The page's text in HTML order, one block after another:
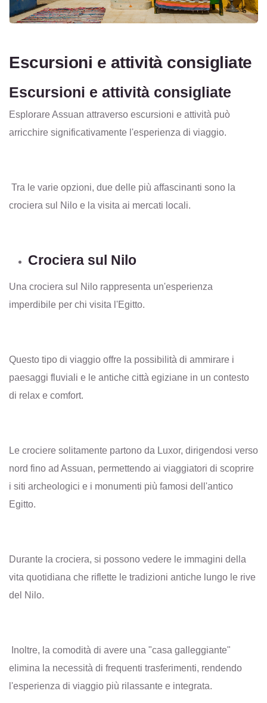
Escursioni e attività consigliate
Escursioni e attività consigliate
Esplorare Assuan attraverso escursioni e attività può
arricchire significativamente l'esperienza di viaggio.
Tra le varie opzioni, due delle più affascinanti sono la
crociera sul Nilo e la visita ai mercati locali.
Crociera sul Nilo
Una crociera sul Nilo rappresenta un'esperienza
imperdibile per chi visita l'Egitto.
Questo tipo di viaggio offre la possibilità di ammirare i
paesaggi fluviali e le antiche città egiziane in un contesto
di relax e comfort.
Le crociere solitamente partono da Luxor, dirigendosi verso
nord fino ad Assuan, permettendo ai viaggiatori di scoprire
i siti archeologici e i monumenti più famosi dell'antico
Egitto.
Durante la crociera, si possono vedere le immagini della
vita quotidiana che riflette le tradizioni antiche lungo le rive
del Nilo.
Inoltre, la comodità di avere una "casa galleggiante"
elimina la necessità di frequenti trasferimenti, rendendo
l'esperienza di viaggio più rilassante e integrata.